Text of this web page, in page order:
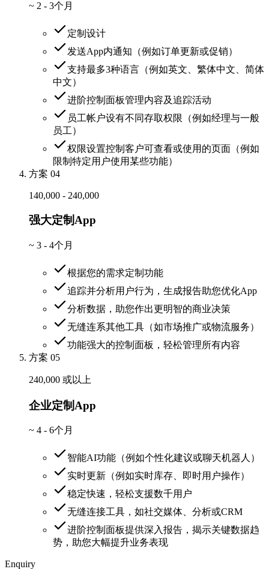
~ 2 - 3个月
定制设计
发送App内通知（例如订单更新或促销）
支持最多3种语言（例如英文、繁体中文、简体
中文）
进阶控制面板管理内容及追踪活动
员工帐户设有不同存取权限（例如经理与一般
员工）
权限设置控制客户可查看或使用的页面（例如
限制特定用户使用某些功能）
方案 04
140,000 - 240,000
强大定制App
~ 3 - 4个月
根据您的需求定制功能
追踪并分析用户行为，生成报告助您优化App
分析数据，助您作出更明智的商业决策
无缝连系其他工具（如市场推广或物流服务）
功能强大的控制面板，轻松管理所有内容
方案 05
240,000 或以上
企业定制App
~ 4 - 6个月
智能AI功能（例如个性化建议或聊天机器人）
实时更新（例如实时库存、即时用户操作）
稳定快速，轻松支援数千用户
无缝连接工具，如社交媒体、分析或CRM
进阶控制面板提供深入报告，揭示关键数据趋
势，助您大幅提升业务表现
Enquiry